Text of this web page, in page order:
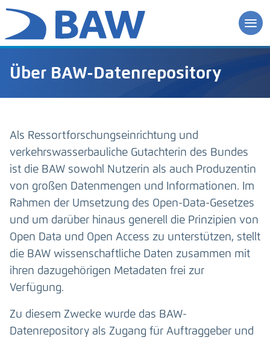
Über BAW-Datenrepository
Als Ressortforschungseinrichtung und
verkehrswasserbauliche Gutachterin des Bundes
ist die BAW sowohl Nutzerin als auch Produzentin
von großen Datenmengen und Informationen. Im
Rahmen der Umsetzung des Open-Data-Gesetzes
und um darüber hinaus generell die Prinzipien von
Open Data und Open Access zu unterstützen, stellt
die BAW wissenschaftliche Daten zusammen mit
ihren dazugehörigen Metadaten frei zur
Verfügung.
Zu diesem Zwecke wurde das BAW-
Datenrepository als Zugang für Auftraggeber und